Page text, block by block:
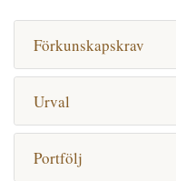
Förkunskapskrav
Urval
Portfölj